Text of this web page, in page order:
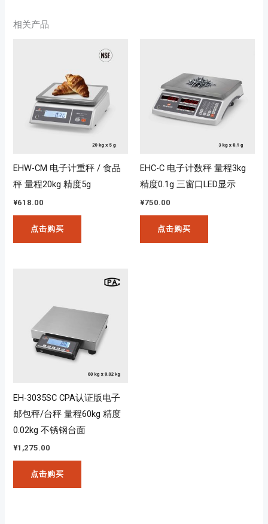
相关产品
EHW-CM 电子计重秤 / 食品
秤 量程20kg 精度5g
¥618.00
点击购买
EHC-C 电子计数秤 量程3kg
精度0.1g 三窗口LED显示
¥750.00
点击购买
EH-3035SC CPA认证版电子
邮包秤/台秤 量程60kg 精度
0.02kg 不锈钢台面
¥1,275.00
点击购买